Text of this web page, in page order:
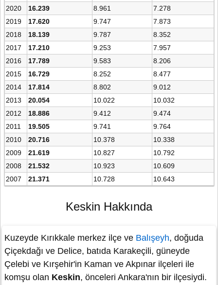
2020
16.239 8.961
7.278
2019
17.620 9.747
7.873
2018
18.139 9.787
8.352
2017
17.210 9.253
7.957
2016
17.789 9.583
8.206
2015
16.729 8.252
8.477
2014
17.814 8.802
9.012
2013
20.054 10.022
10.032
2012
18.886 9.412
9.474
2011
19.505 9.741
9.764
2010
20.716 10.378
10.338
2009
21.619 10.827
10.792
2008
21.532 10.923
10.609
2007
21.371 10.728 10.643
Keskin Hakkında
Kuzeyde Kırıkkale merkez ilçe ve Balışeyh, doğuda
Çiçekdağı ve Delice, batıda Karakeçili, güneyde
Çelebi ve Kırşehir'in Kaman ve Akpınar ilçeleri ile
komşu olan Keskin, önceleri Ankara'nın bir ilçesiydi.